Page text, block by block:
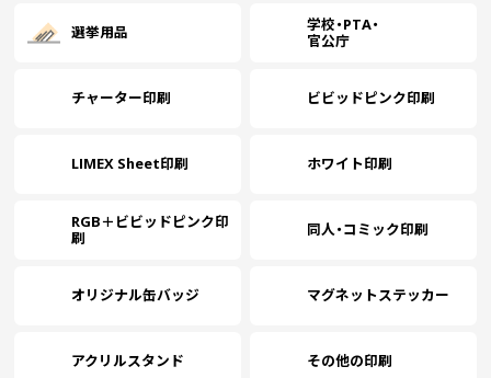
選挙用品
学校・PTA・
官公庁
チャーター印刷 ビビッドピンク印刷
LIMEX Sheet印刷 ホワイト印刷
RGB＋ビビッドピンク印
刷
同人・コミック印刷
オリジナル缶バッジ マグネットステッカー
アクリルスタンド その他の印刷